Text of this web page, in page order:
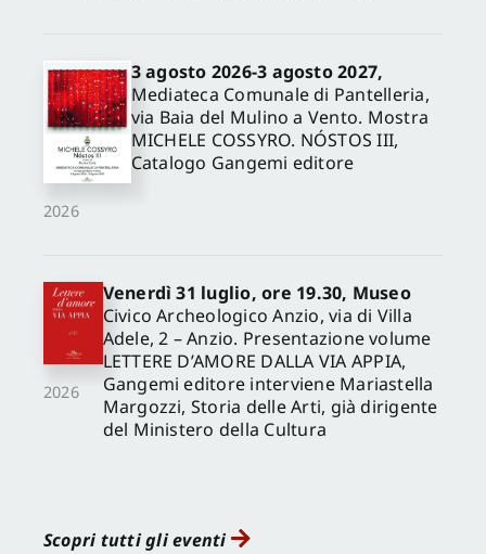
2026
3 agosto 2026-3 agosto 2027,
Mediateca Comunale di Pantelleria,
via Baia del Mulino a Vento. Mostra
MICHELE COSSYRO. NÓSTOS III,
Catalogo Gangemi editore
2026
Venerdì 31 luglio, ore 19.30, Museo
Civico Archeologico Anzio, via di Villa
Adele, 2 – Anzio. Presentazione volume
LETTERE D’AMORE DALLA VIA APPIA,
Gangemi editore interviene Mariastella
Margozzi, Storia delle Arti, già dirigente
del Ministero della Cultura
Scopri tutti gli eventi